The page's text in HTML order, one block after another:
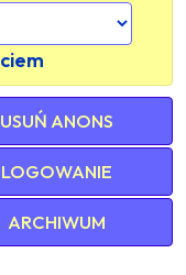
USUŃ ANONS
LOGOWANIE
ARCHIWUM